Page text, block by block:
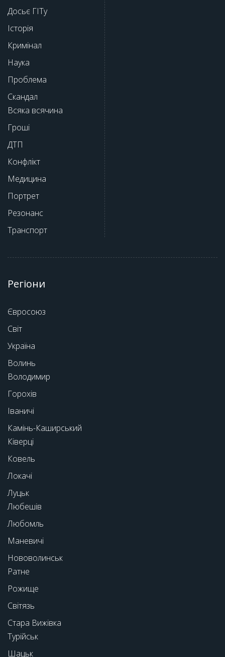
Досьє ГІТу
Історія
Кримінал
Наука
Проблема
Скандал
Всяка всячина
Гроші
ДТП
Конфлікт
Медицина
Портрет
Резонанс
Транспорт
Регіони
Євросоюз
Світ
Україна
Волинь
Володимир
Горохів
Іваничі
Камінь-Каширський
Ківерці
Ковель
Локачі
Луцьк
Любешів
Любомль
Маневичі
Нововолинськ
Ратне
Рожище
Світязь
Стара Вижівка
Турійськ
Шацьк